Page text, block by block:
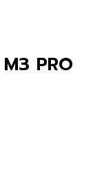
PRO